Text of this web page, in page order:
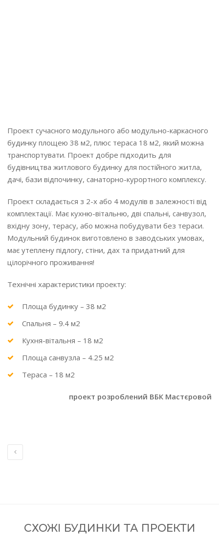
Проект сучасного модульного або модульно-каркасного
будинку площею 38 м2, плюс тераса 18 м2, який можна
транспортувати. Проект добре підходить для
будівництва житлового будинку для постійного житла,
дачі, бази відпочинку, санаторно-курортного комплексу.
Проект складається з 2-х або 4 модулів в залежності від
комплектації. Має кухню-вітальню, дві спальні, санвузол,
вхідну зону, терасу, або можна побудувати без тераси.
Модульний будинок виготовлено в заводських умовах,
має утеплену підлогу, стіни, дах та придатний для
цілорічного проживання!
Технічні характеристики проекту:
Площа будинку – 38 м2
Спальня – 9.4 м2
Кухня-вітальня – 18 м2
Площа санвузла – 4.25 м2
Тераса – 18 м2
проект розроблений ВБК Мастєровой
СХОЖІ БУДИНКИ ТА ПРОЕКТИ